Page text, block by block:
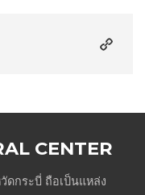
CENTER
ดกระบี่ ถือเป็นแหล่ง